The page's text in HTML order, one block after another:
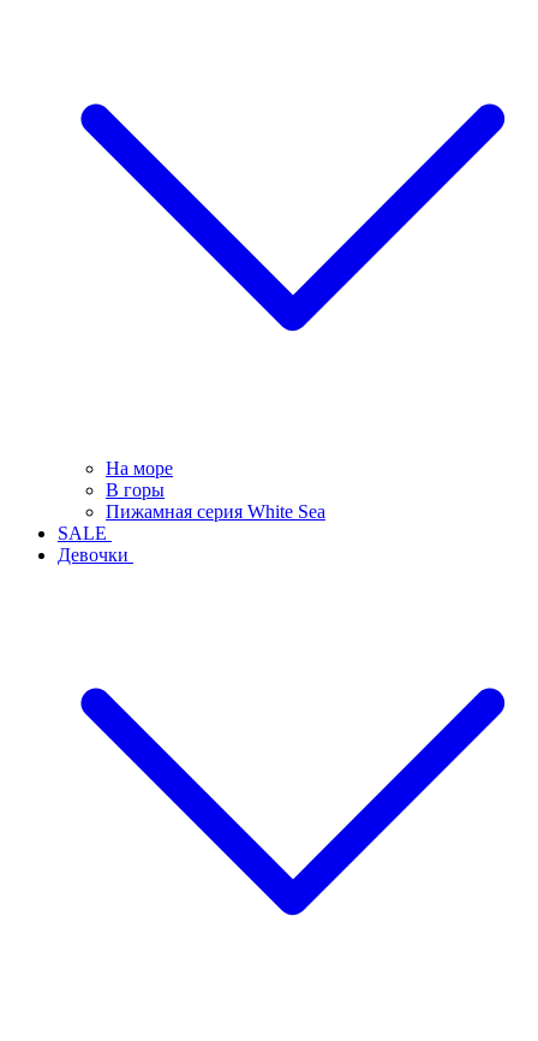
На море
В горы
Пижамная серия White Sea
SALE
Девочки